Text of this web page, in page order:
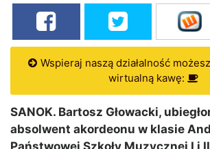
Wspieraj naszą działalność
wirtualną kawę:
SANOK. Bartosz Głowacki,
absolwent akordeonu w klasie